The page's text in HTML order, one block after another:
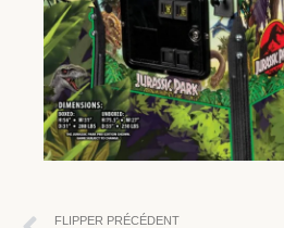
FLIPPER PRÉCÉDENT